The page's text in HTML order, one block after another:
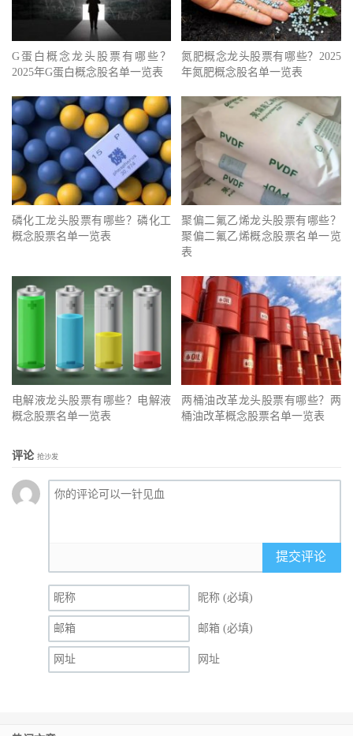
G蛋白概念龙头股票有哪些？
2025年G蛋白概念股名单一览表
氮肥概念龙头股票有哪些？2025
年氮肥概念股名单一览表
磷化工龙头股票有哪些？磷化工
概念股票名单一览表
聚偏二氟乙烯龙头股票有哪些？
聚偏二氟乙烯概念股票名单一览
表
电解液龙头股票有哪些？电解液
概念股票名单一览表
两桶油改革龙头股票有哪些？两
桶油改革概念股票名单一览表
评论 抢沙发
提交评论
昵称 (必填)
邮箱 (必填)
网址